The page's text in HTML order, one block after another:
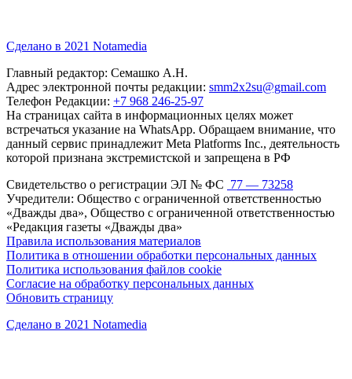
Сделано в 2021 Notamedia
Главный редактор: Семашко А.Н.
Адрес электронной почты редакции: smm2x2su@gmail.com
Телефон Редакции: +7 968 246-25-97
На страницах сайта в информационных целях может
встречаться указание на WhatsApp. Обращаем внимание, что
данный сервис принадлежит Meta Platforms Inc., деятельность
которой признана экстремистской и запрещена в РФ
Свидетельство о регистрации ЭЛ № ФС 77 — 73258
Учредители: Общество с ограниченной ответственностью
«Дважды два», Общество с ограниченной ответственностью
«Редакция газеты «Дважды два»
Правила использования материалов
Политика в отношении обработки персональных данных
Политика использования файлов cookie
Согласие на обработку персональных данных
Обновить страницу
Сделано в 2021 Notamedia